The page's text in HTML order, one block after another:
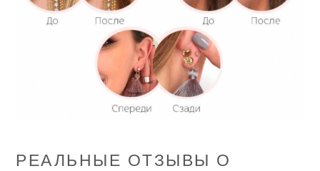
РЕАЛЬНЫЕ ОТЗЫВЫ О